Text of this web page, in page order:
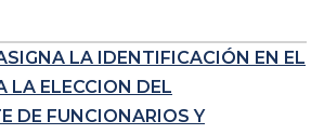
LA IDENTIFICACIÓN EN EL
LA ELECCION DEL
DE FUNCIONARIOS Y